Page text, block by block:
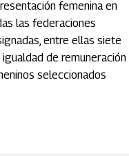
femenina en
las federaciones
entre ellas siete
de remuneración
seleccionados